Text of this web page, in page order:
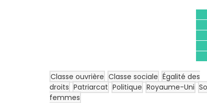
Classe ouvrière Classe sociale Égalité des
droits Patriarcat Politique Royaume-Uni
femmes